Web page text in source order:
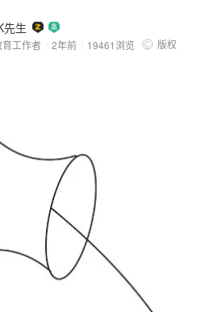
先生
育工作者 2年前 19461浏览 版权